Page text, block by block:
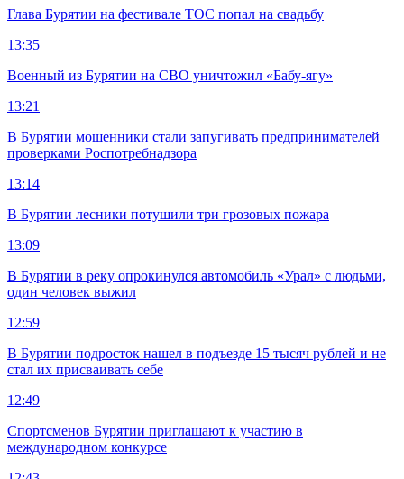
Глава Бурятии на фестивале ТОС попал на свадьбу
13:35
Военный из Бурятии на СВО уничтожил «Бабу-ягу»
13:21
В Бурятии мошенники стали запугивать предпринимателей
проверками Роспотребнадзора
13:14
В Бурятии лесники потушили три грозовых пожара
13:09
В Бурятии в реку опрокинулся автомобиль «Урал» с людьми,
один человек выжил
12:59
В Бурятии подросток нашел в подъезде 15 тысяч рублей и не
стал их присваивать себе
12:49
Спортсменов Бурятии приглашают к участию в
международном конкурсе